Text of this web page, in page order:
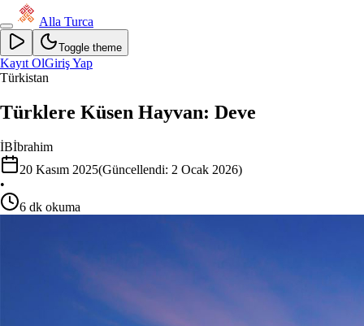
Alla Turca
Toggle theme
Kayıt OlGiriş Yap
Türkistan
Türklere Küsen Hayvan: Deve
İBİbrahim
20 Kasım 2025(Güncellendi: 2 Ocak 2026)
•
6 dk okuma